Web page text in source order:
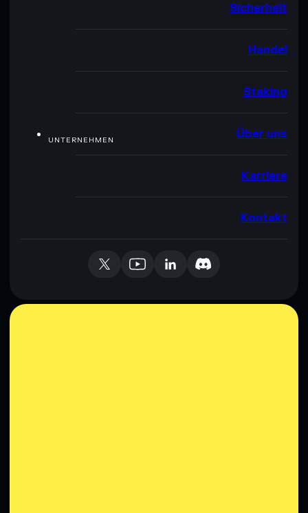
Sicherheit
Handel
Staking
UNTERNEHMEN Über uns
Karriere
Kontakt